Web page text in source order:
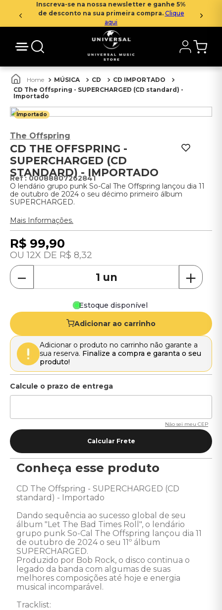
Inscreva-se na nossa newsletter e ganhe 5%
de desconto na sua primeira compra. Clique
aqui
MÚSICA CD
CD IMPORTADO
CD The Offspring - SUPERCHARGED (CD standard) -
Importado
Importado
The Offspring
CD THE OFFSPRING -
SUPERCHARGED (CD
STANDARD) - IMPORTADO
: 00088807262841
O lendário grupo punk So-Cal The Offspring lançou dia 11
de outubro de 2024 o seu décimo primeiro álbum
SUPERCHARGED.
Mais Informações.
R$ 99,90
12 R$ 8,32
＋
－
Estoque disponível
Adicionar ao carrinho
Adicionar o produto no carrinho não garante a
sua reserva. Finalize a compra e garanta o seu
produto!
Não sei meu CEP
Conheça esse produto
CD The Offspring - SUPERCHARGED (CD
standard) - Importado
Dando sequência ao sucesso global de seu
álbum "Let The Bad Times Roll", o lendário
grupo punk So-Cal The Offspring lançou dia 11
de outubro de 2024 o seu 11º álbum
SUPERCHARGED.
Produzido por Bob Rock, o disco continua o
legado da banda com algumas de suas
melhores composições até hoje e energia
musical incomparável.
Tracklist: